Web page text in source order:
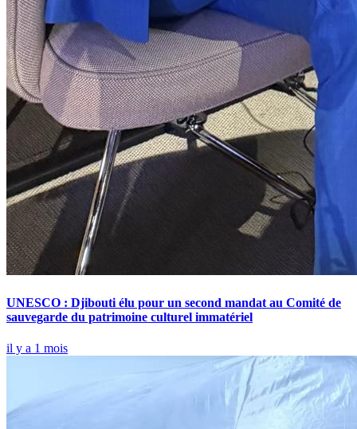
UNESCO : Djibouti élu pour un second mandat au Comité de
sauvegarde du patrimoine culturel immatériel
il y a 1 mois